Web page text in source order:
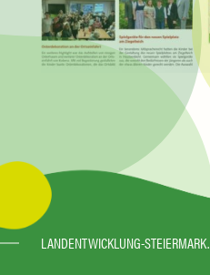
LANDENTWICKLUNG-